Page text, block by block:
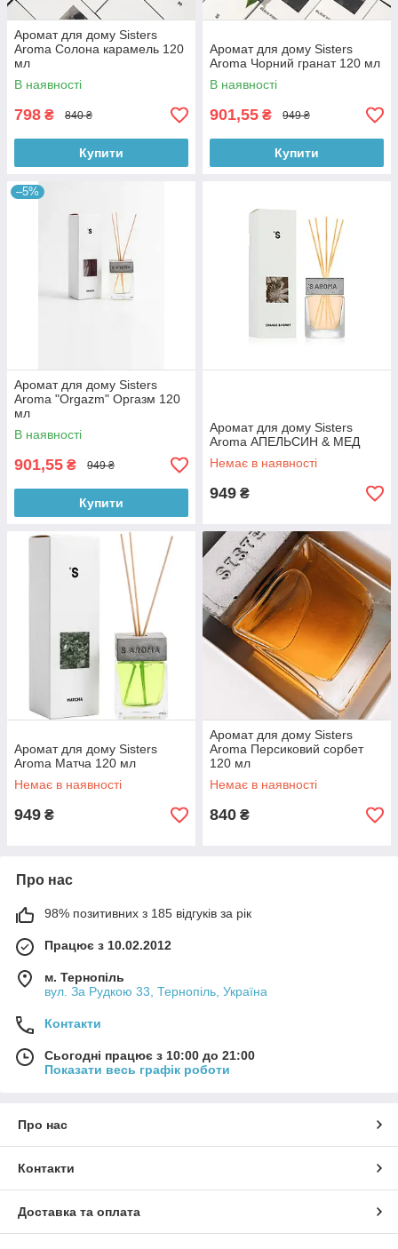
Аромат для дому Sisters
Aroma Солона карамель 120
мл
В наявності
798 ₴ 840 ₴
Купити
Аромат для дому Sisters
Aroma Чорний гранат 120 мл
В наявності
901,55 ₴ 949 ₴
Купити
–5%
Аромат для дому Sisters
Aroma "Orgazm" Оргазм 120
мл
В наявності
901,55 ₴ 949 ₴
Купити
Аромат для дому Sisters
Aroma АПЕЛЬСИН & МЕД
Немає в наявності
949 ₴
Аромат для дому Sisters
Aroma Матча 120 мл
Немає в наявності
949 ₴
Аромат для дому Sisters
Aroma Персиковий сорбет
120 мл
Немає в наявності
840 ₴
Про нас
98% позитивних з 185 відгуків за рік
Працює з 10.02.2012
м. Тернопіль
вул. За Рудкою 33, Тернопіль, Україна
Контакти
Сьогодні працює з 10:00 до 21:00
Показати весь графік роботи
Про нас
Контакти
Доставка та оплата